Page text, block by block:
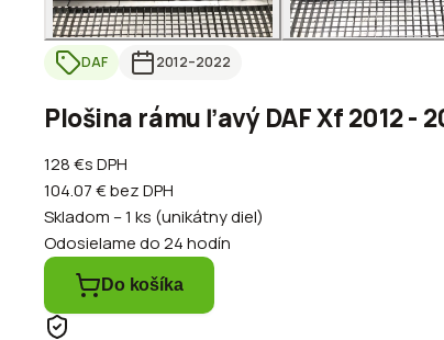
DAF 2012–2022
Plošina rámu ľavý DAF Xf 2012 -
128 €s DPH
104.07 €bez DPH
Skladom – 1 ks (unikátny diel)
Odosielame do 24 hodín
Do košíka